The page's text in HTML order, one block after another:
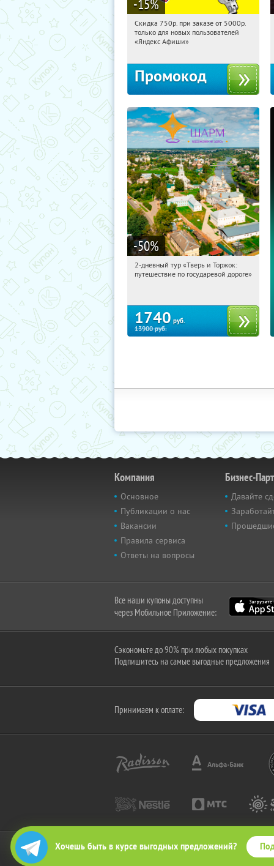
Хочешь быть в курсе выгодных предложений?
-15%
02:12:29 Получили:114
Россия
Скидка 750р. при заказе от 5000р.
только для новых пользователей
«Яндекс Афиши»
Промокод
-50%
02:12:29 Купили:
2-дневный тур «Тверь и Торжок:
путешествие по государевой дороге»
1740 руб.
13900руб.
Компания
Основное
Публикации о нас
Вакансии
Правила сервиса
Ответы на вопросы
Бизнес-
Давайте
Все наши купоны доступны
через Мобильное Приложение:
Сэкономьте до 90% при любых покупках
Подпишитесь на самые выгодные предложения
Принимаем к оплате:
2010-2026 © КупиКупон. Все права защищены.
Все права на товарный знак "КупиКупон" и на